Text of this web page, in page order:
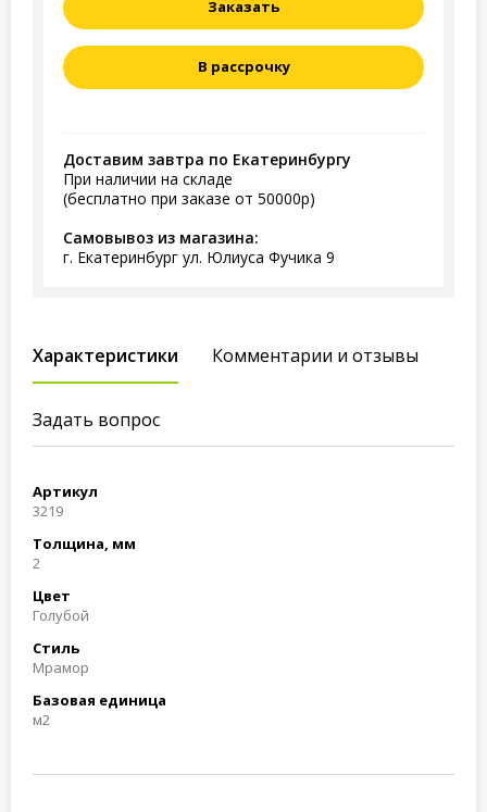
Заказать
В рассрочку
Доставим завтра по Екатеринбургу
При наличии на складе
(бесплатно при заказе от 50000р)
Самовывоз из магазина:
г. Екатеринбург ул. Юлиуса Фучика 9
Характеристики Комментарии и отзывы
Задать вопрос
Артикул
3219
Толщина, мм
2
Цвет
Голубой
Стиль
Мрамор
Базовая единица
м2